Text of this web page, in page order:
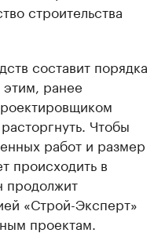
строительства
составит порядка
ранее
Чтобы
работ и размер
происходить в
продолжит
«Строй-Эксперт»
проектам.